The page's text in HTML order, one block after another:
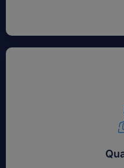
Compromisso contínuo